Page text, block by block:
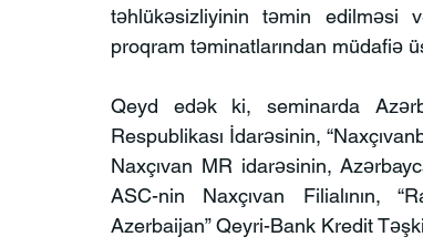
təhlükəsizliyinin təmin edilməsi
proqram təminatlarından müdafiə
Qeyd edək ki, seminarda
Respublikası İdarəsinin,
Naxçıvan MR idarəsinin,
ASC-nin Naxçıvan Filialının,
Azerbaijan” Qeyri-Bank Kredit